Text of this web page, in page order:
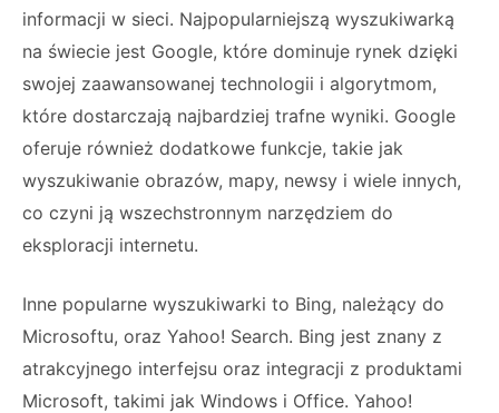
informacji w sieci. Najpopularniejszą wyszukiwarką
na świecie jest Google, które dominuje rynek dzięki
swojej zaawansowanej technologii i algorytmom,
które dostarczają najbardziej trafne wyniki. Google
oferuje również dodatkowe funkcje, takie jak
wyszukiwanie obrazów, mapy, newsy i wiele innych,
co czyni ją wszechstronnym narzędziem do
eksploracji internetu.
Inne popularne wyszukiwarki to Bing, należący do
Microsoftu, oraz Yahoo! Search. Bing jest znany z
atrakcyjnego interfejsu oraz integracji z produktami
Microsoft, takimi jak Windows i Office. Yahoo!